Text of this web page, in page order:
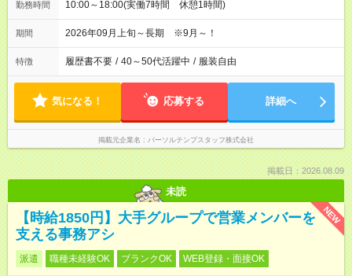
勤務時間 10:00～18:00(実働7時間 休憩1時間)
期間 2026年09月上旬～長期 ※9月～！
特徴 履歴書不要 / 40～50代活躍中 / 服装自由
気になる！ 応募する 詳細へ
掲載元企業名 パーソルテンプスタッフ株式会社
掲載日：2026.08.09
未読
NEW
【時給1850円】大手グループで営業メンバーを
支える事務アシ
派遣 職種未経験OK ブランクOK WEB登録・面接OK